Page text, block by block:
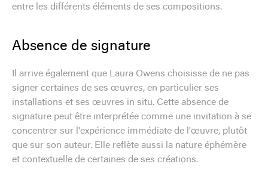
entre les différents éléments de ses compositions.
Absence de signature
Il arrive également que Laura Owens choisisse de ne pas
signer certaines de ses œuvres, en particulier ses
installations et ses œuvres in situ. Cette absence de
signature peut être interprétée comme une invitation à se
concentrer sur l'expérience immédiate de l'œuvre, plutôt
que sur son auteur. Elle reflète aussi la nature éphémère
et contextuelle de certaines de ses créations.